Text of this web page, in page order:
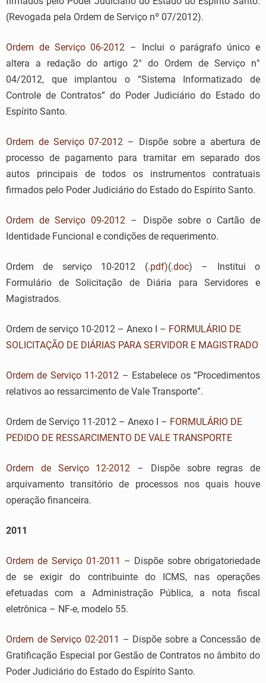
(Revogada pela Ordem de Serviço nº 07/2012).
Ordem de Serviço 06-2012 – Inclui o parágrafo único e
altera a redação do artigo 2° do Ordem de Serviço n°
04/2012, que implantou o “Sistema Informatizado de
Controle de Contratos” do Poder Judiciário do Estado do
Espírito Santo.
Ordem de Serviço 07-2012 – Dispõe sobre a abertura de
processo de pagamento para tramitar em separado dos
autos principais de todos os instrumentos contratuais
firmados pelo Poder Judiciário do Estado do Espírito Santo.
Ordem de Serviço 09-2012 – Dispõe sobre o Cartão de
Identidade Funcional e condições de requerimento.
Ordem de serviço 10-2012 (.pdf)(.doc) – Institui o
Formulário de Solicitação de Diária para Servidores e
Magistrados.
Ordem de serviço 10-2012 – Anexo I – FORMULÁRIO DE
SOLICITAÇÃO DE DIÁRIAS PARA SERVIDOR E MAGISTRADO
Ordem de Serviço 11-2012 – Estabelece os “Procedimentos
relativos ao ressarcimento de Vale Transporte”.
Ordem de Serviço 11-2012 – Anexo I – FORMULÁRIO DE
PEDIDO DE RESSARCIMENTO DE VALE TRANSPORTE
Ordem de Serviço 12-2012 – Dispõe sobre regras de
arquivamento transitório de processos nos quais houve
operação financeira.
2011
Ordem de Serviço 01-2011 – Dispõe sobre obrigatoriedade
de se exigir do contribuinte do ICMS, nas operações
efetuadas com a Administração Pública, a nota fiscal
eletrônica – NF-e, modelo 55.
Ordem de Serviço 02-2011 – Dispõe sobre a Concessão de
Gratificação Especial por Gestão de Contratos no âmbito do
Poder Judiciário do Estado do Espírito Santo.